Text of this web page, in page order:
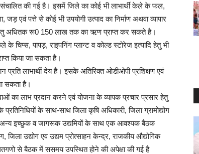
की गई है। इसमें जिले का कोई भी लाभार्थी केले के फल,
जड़ एवं पत्ते से कोई भी उपयोगी उत्पाद का निर्माण अथवा व्यापार
अधितक रू0 150 लाख तक का ऋण प्राप्त कर सकते है।
के चिप्स, पापड़, राइपनिंग प्लान्ट व कोल्ड स्टोरेज इत्यादि हेतु भी
किया जा सकता है।
लाभार्थी देय है। इसके अतिरिक्त ओडीओपी प्रशिक्षण एवं
सकता है।
का लाभ प्रदान करने एवं योजना के व्यापक प्रचार प्रसार हेतु
के साथ-साथ जिला कृषि अधिकारी, जिला ग्रामोद्योग
अन्य इच्छुक व जागरूक उद्यमियों के साथ एक आवश्यक बैठक
उद्योग एव उद्यम प्रोत्साहन केन्द्र, राजकीय औद्योगिक
से बैठक में ससमय उपस्थित होने की अपेक्षा की गई है